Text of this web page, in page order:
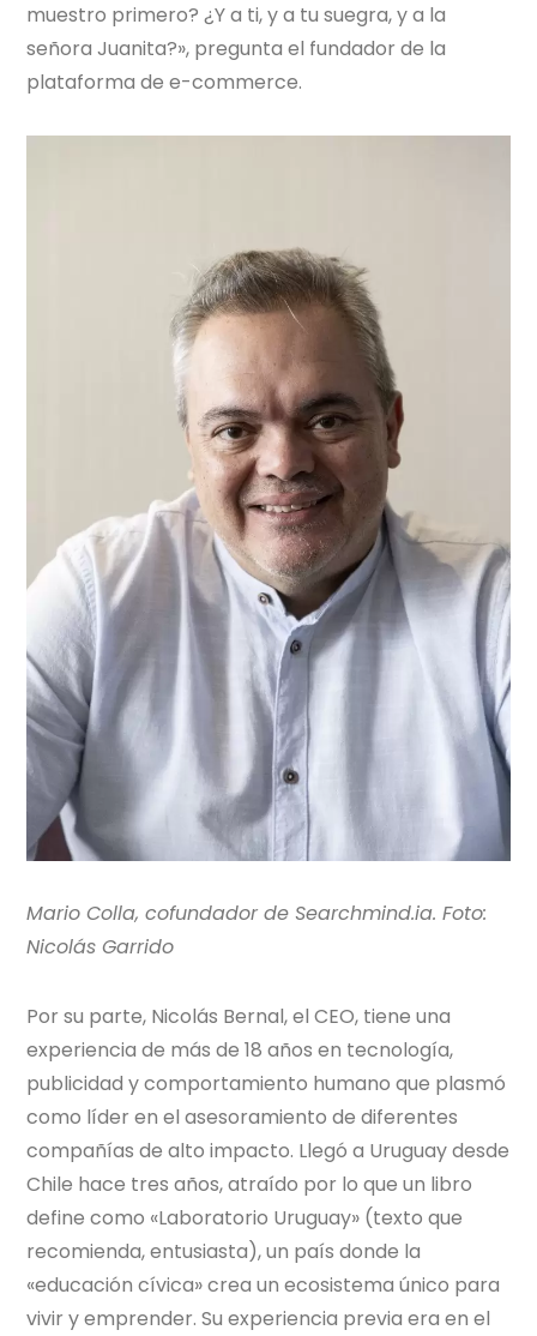
muestro primero? ¿Y a ti, y a tu suegra, y a la
señora Juanita?», pregunta el fundador de la
plataforma de e-commerce.
Mario Colla, cofundador de Searchmind.ia. Foto:
Nicolás Garrido
Por su parte, Nicolás Bernal, el CEO, tiene una
experiencia de más de 18 años en tecnología,
publicidad y comportamiento humano que plasmó
como líder en el asesoramiento de diferentes
compañías de alto impacto. Llegó a Uruguay desde
Chile hace tres años, atraído por lo que un libro
define como «Laboratorio Uruguay» (texto que
recomienda, entusiasta), un país donde la
«educación cívica» crea un ecosistema único para
vivir y emprender. Su experiencia previa era en el